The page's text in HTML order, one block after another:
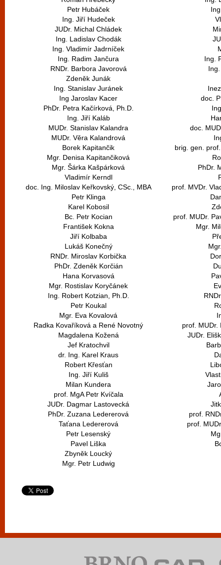
Petr Hubáček
Ing. Jiří Hudeček
JUDr. Michal Chládek
Ing. Ladislav Chodák
Ing. Vladimír Jadrníček
Ing. Radim Jančura
RNDr. Barbora Javorová
Zdeněk Junák
Ing. Stanislav Juránek
Ing Jaroslav Kacer
PhDr. Petra Kačírková, Ph.D.
Ing. Jiří Kaláb
MUDr. Stanislav Kalandra
MUDr. Věra Kalandrová
Borek Kapitančik
Mgr. Denisa Kapitančiková
Mgr. Šárka Kašpárková
Vladimír Kerndl
doc. Ing. Miloslav Keřkovský, CSc., MBA
Petr Klinga
Karel Kobosil
Bc. Petr Kocian
František Kokna
Jiří Kolbaba
Lukáš Konečný
RNDr. Miroslav Korbička
PhDr. Zdeněk Korčián
Hana Korvasová
Mgr. Rostislav Koryčánek
Ing. Robert Kotzian, Ph.D.
Petr Koukal
Mgr. Eva Kovalová
Radka Kovaříková a René Novotný
Magdalena Kožená
Jef Kratochvil
dr. Ing. Karel Kraus
Robert Křesťan
Ing. Jiří Kuliš
Milan Kundera
prof. MgA Petr Kvíčala
JUDr. Dagmar Lastovecká
PhDr. Zuzana Ledererová
Taťana Ledererová
Petr Lesenský
Pavel Liška
Zbyněk Loucký
Mgr. Petr Ludwig
Ing.
doc.
doc.
brig. gen.
PhDr.
prof. MVDr.
prof. MUDr.
Mgr.
prof. MUDr.
JUDr.
prof.
prof.